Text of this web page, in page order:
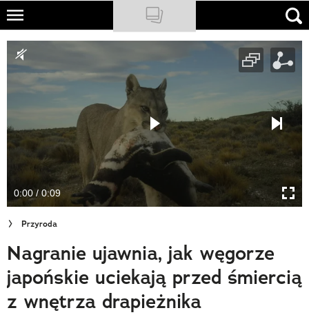
Skip
main
content
NATIONAL GEOGRAPHIC
TRAVELER
PODCASTY
Sklep
Newsletter
Cuda Polski
Wielki Konkurs Fotograficzny
Trendbook Podróżniczy
Polecane
0:00 / 0:09
Przyroda
Nagranie ujawnia, jak węgorze
japońskie uciekają przed śmiercią
z wnętrza drapieżnika